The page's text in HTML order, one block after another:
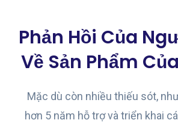
Phản Hồi Của
Về Sản Phẩm
Mặc dù còn nhiều thiếu sót,
hơn 5 năm hỗ trợ và triển khai